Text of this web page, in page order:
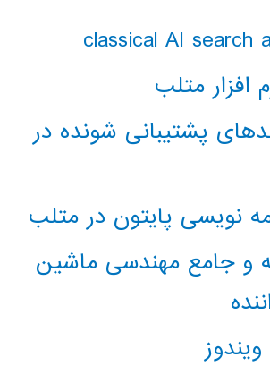
افزار متلب
پشتیبانی شونده در
نویسی پایتون در متلب
و جامع مهندسی ماشین